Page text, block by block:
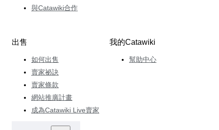
與Catawiki合作
出售
如何出售
賣家祕訣
賣家條款
網站推廣計畫
成為Catawiki Live賣家
我的Catawiki
幫助中心